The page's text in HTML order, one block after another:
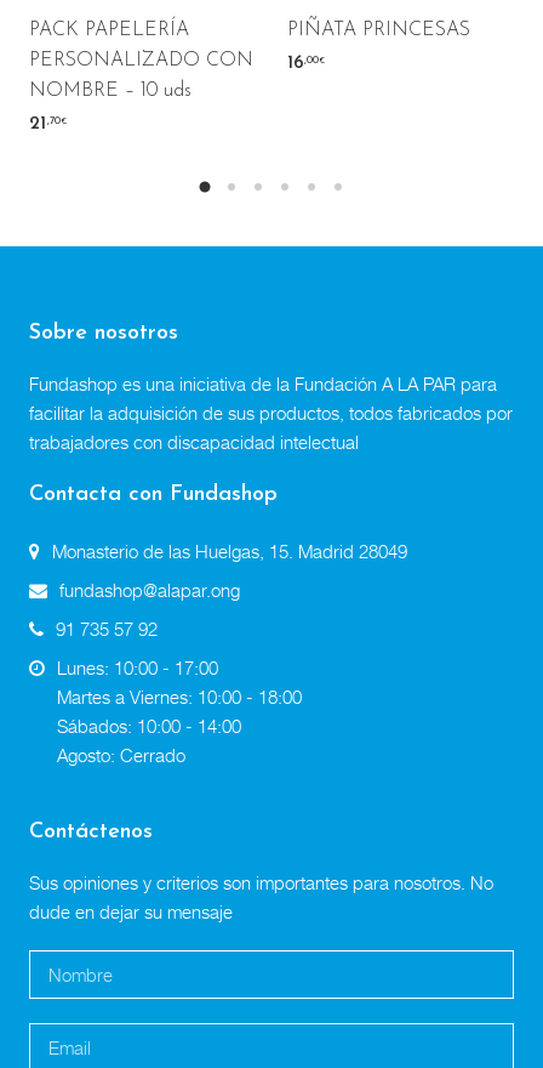
PACK PAPELERÍA
PERSONALIZADO CON
NOMBRE – 10 uds
21 ,70€
PIÑATA PRINCESAS
16 ,00€
Sobre nosotros
Fundashop es una iniciativa de la Fundación A LA PAR para
facilitar la adquisición de sus productos, todos fabricados por
trabajadores con discapacidad intelectual
Contacta con Fundashop
Monasterio de las Huelgas, 15. Madrid 28049
fundashop@alapar.ong
91 735 57 92
Lunes: 10:00 - 17:00
Martes a Viernes: 10:00 - 18:00
Sábados: 10:00 - 14:00
Agosto: Cerrado
Contáctenos
Sus opiniones y criterios son importantes para nosotros. No
dude en dejar su mensaje